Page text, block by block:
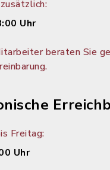
Uhr
beraten Sie
Freitag:
Uhr